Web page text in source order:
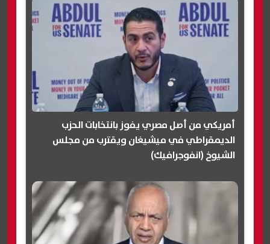
أمريكي من أصل مصري يفوز بانتخابات الحزب
الديمقراطي في ميشيغان ويقترب من مجلس
الشيوخ (انفوجرافيك)